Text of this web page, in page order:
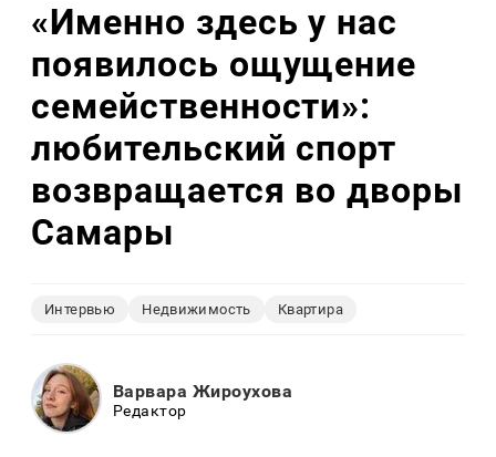
«Именно здесь у нас
появилось ощущение
семейственности»:
любительский спорт
возвращается во дворы
Самары
Интервью Недвижимость Квартира
Варвара Жироухова
Редактор